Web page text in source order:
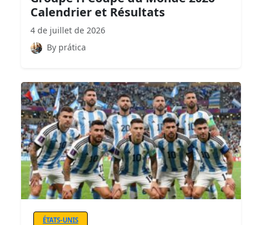
Calendrier et Résultats
4 de juillet de 2026
By prática
ÉTATS-UNIS